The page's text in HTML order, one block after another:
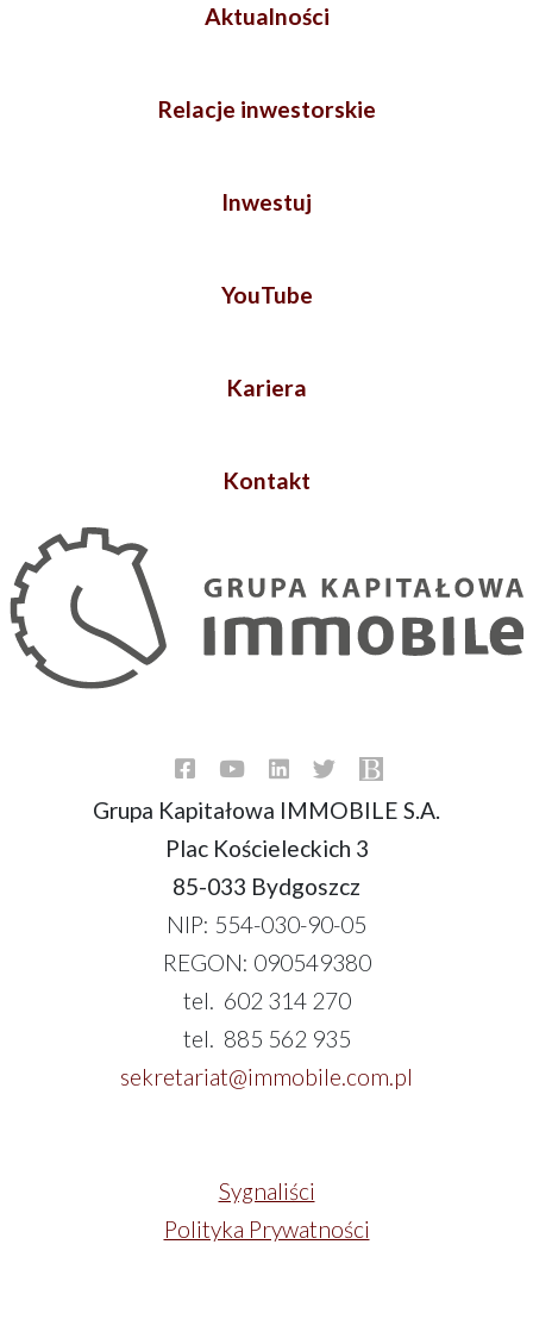
Aktualności
Relacje inwestorskie
Inwestuj
YouTube
Kariera
Kontakt
Grupa Kapitałowa IMMOBILE S.A.
Plac Kościeleckich 3
85-033 Bydgoszcz
NIP: 554-030-90-05
REGON: 090549380
tel. 602 314 270
tel. 885 562 935
sekretariat@immobile.com.pl
Sygnaliści
Polityka Prywatności